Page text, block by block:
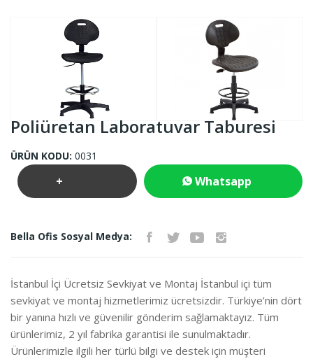
Poliüretan Laboratuvar Taburesi
ÜRÜN KODU: 0031
+ Whatsapp
Bella Ofis Sosyal Medya:
İstanbul İçi Ücretsiz Sevkiyat ve Montaj İstanbul içi tüm
sevkiyat ve montaj hizmetlerimiz ücretsizdir. Türkiye’nin dört
bir yanına hızlı ve güvenilir gönderim sağlamaktayız. Tüm
ürünlerimiz, 2 yıl fabrika garantisi ile sunulmaktadır.
Ürünlerimizle ilgili her türlü bilgi ve destek için müşteri